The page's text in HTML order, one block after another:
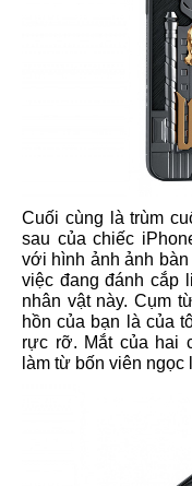
Cuối cùng là trùm
sau của chiếc
với hình ảnh ảnh
việc đang đánh cắp
nhân vật này. Cụm
hồn của bạn là của
rực rỡ. Mắt của hai
làm từ bốn viên ngọc